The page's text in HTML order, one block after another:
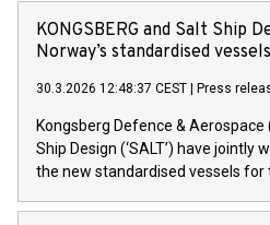
KONGSBERG and Salt Ship
Norway’s standardised vessels
30.3.2026 12:48:37 CEST | Press
Kongsberg Defence & Aerospace
Ship Design (‘SALT’) have jointly
the new standardised vessels for